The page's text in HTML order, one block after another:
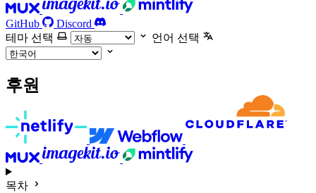
GitHub
Discord
테마 선택
언어 선택
후원
목차